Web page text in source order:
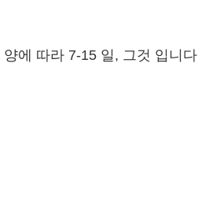
에 따라 7-15 일, 그것 입니다